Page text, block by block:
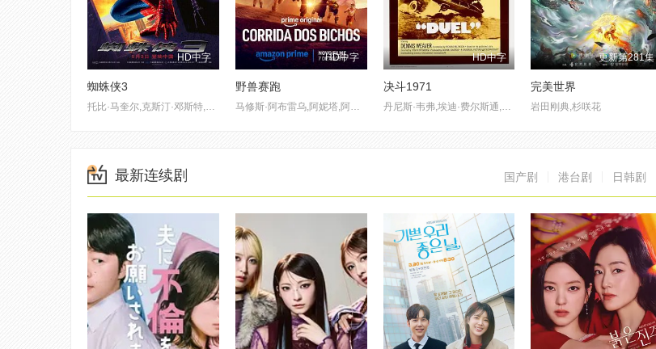
HD中字
蜘蛛侠3
托比·马奎尔,克斯汀·邓斯特,詹姆斯·弗兰科,托马斯·哈登·丘奇
HD中字
野兽赛跑
马修斯·阿布雷乌,阿妮塔,阿兹,Camillo Borges,Higor Campagnaro,Perla Carvalho,Ana Chagas,Chao Chen,杰西卡·科雷斯,Leo Corleone,Andre Curti,Camilla de Lucas,Paulo Vieira de Melo,Renato de Souza,Gabriel Ángel Delgado
HD中字
决斗1971
丹尼斯·韦弗,埃迪·费尔斯通,吉恩·戴纳斯基
更新第281集
完美世界
岩田刚典,杉咲花
最新连续剧 国产剧 港台剧 日韩剧